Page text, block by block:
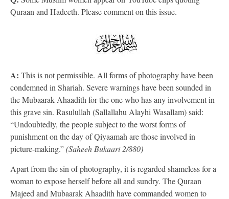
Quraan and Hadeeth. Please comment on this issue.
A: This is not permissible. All forms of photography have been
condemned in Shariah. Severe warnings have been sounded in
the Mubaarak Ahaadith for the one who has any involvement in
this grave sin. Rasulullah (Sallallahu Alayhi Wasallam) said:
“Undoubtedly, the people subject to the worst forms of
punishment on the day of Qiyaamah are those involved in
picture-making.”(Saheeh Bukaari 2/880)
Apart from the sin of photography, it is regarded shameless for a
woman to expose herself before all and sundry. The Quraan
Majeed and Mubaarak Ahaadith have commanded women to